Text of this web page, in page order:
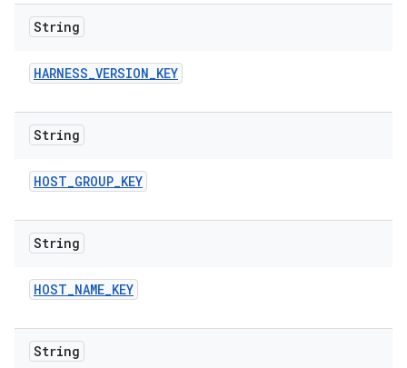
String
HARNESS_VERSION_KEY
String
HOST_GROUP_KEY
String
HOST_NAME_KEY
String